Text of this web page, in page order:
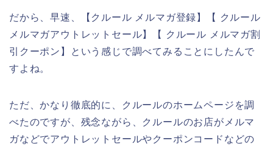
だから、早速、【クルール メルマガ登録】【 クルール
メルマガアウトレットセール】【 クルール メルマガ割
引クーポン】という感じで調べてみることにしたんで
すよね。
ただ、かなり徹底的に、クルールのホームページを調
べたのですが、残念ながら、クルールのお店がメルマ
ガなどでアウトレットセールやクーポンコードなどの